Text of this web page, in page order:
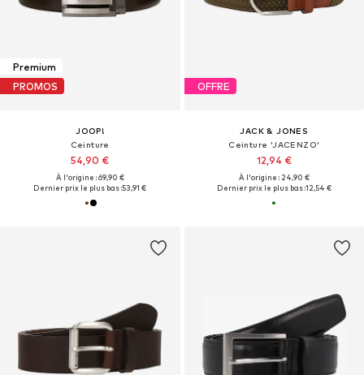
Premium
PROMOS
JOOP!
Ceinture
54,90 €
À l'origine : 69,90 €
Dernier prix le plus bas :53,91 €
OFFRE
JACK & JONES
Ceinture 'JACENZO'
12,94 €
À l'origine : 24,90 €
Dernier prix le plus bas :12,54 €